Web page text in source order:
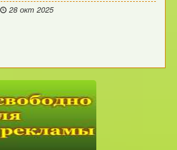
28 окт 2025